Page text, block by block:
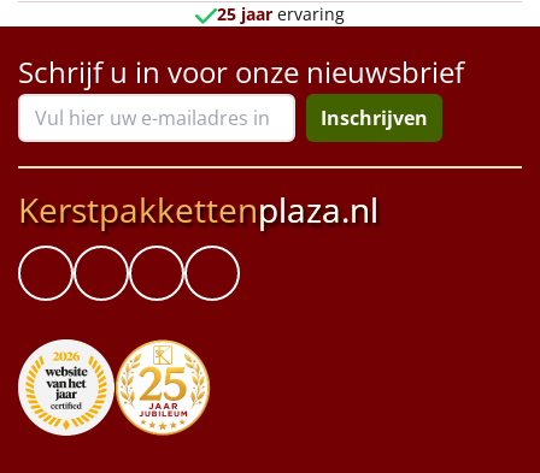
Slowcooker POPULAIR
Deken (fleece plaid)
Alle artikelen
Ideeën
Personeel
25 jaar ervaring
Schrijf u in voor onze nieuwsbrief
Inschrijven
Kerstpakkettenplaza.nl